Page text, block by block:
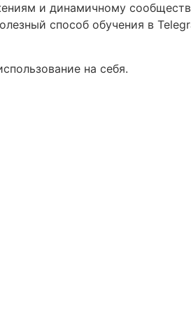
и динамичному
способ обучения в
на себя.